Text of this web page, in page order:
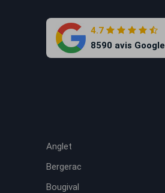
4.7
8590 avis Google
Anglet
Bergerac
Bougival